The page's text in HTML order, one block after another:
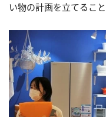
い物の計画を立てるこ